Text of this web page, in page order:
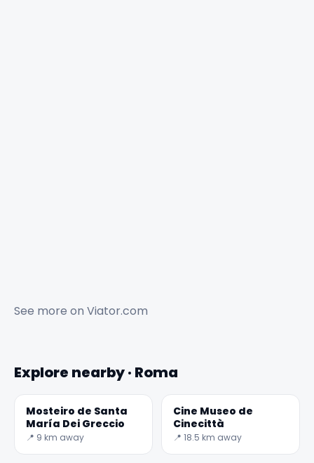
See more on Viator.com
Explore nearby · Roma
Mosteiro de Santa
María Dei Greccio
📍 9 km away
Cine Museo de
Cinecittà
📍 18.5 km away